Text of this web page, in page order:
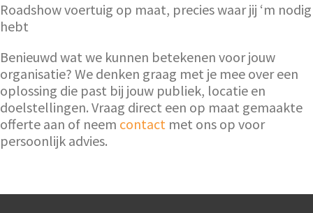
Roadshow voertuig op maat, precies waar jij ‘m nodig
hebt
Benieuwd wat we kunnen betekenen voor jouw
organisatie? We denken graag met je mee over een
oplossing die past bij jouw publiek, locatie en
doelstellingen. Vraag direct een op maat gemaakte
offerte aan of neem contact met ons op voor
persoonlijk advies.